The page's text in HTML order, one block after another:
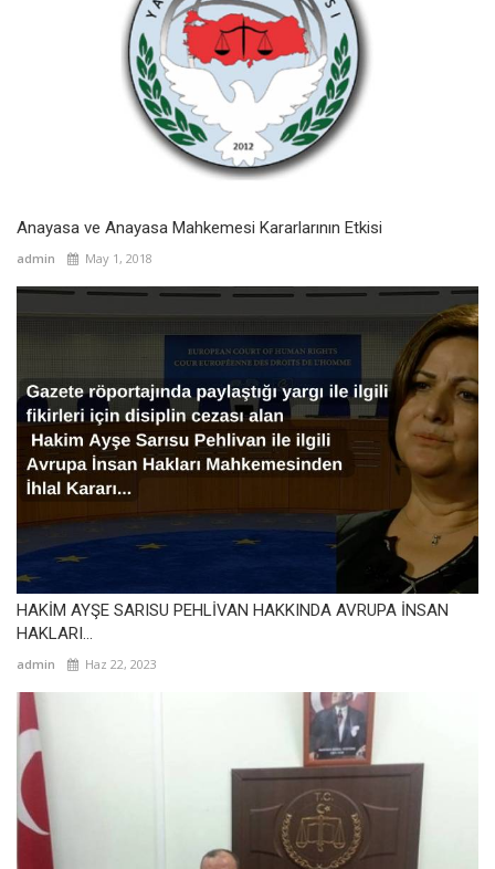
Anayasa ve Anayasa Mahkemesi Kararlarının Etkisi
admin May 1, 2018
HAKİM AYŞE SARISU PEHLİVAN HAKKINDA AVRUPA İNSAN
HAKLARI...
admin Haz 22, 2023